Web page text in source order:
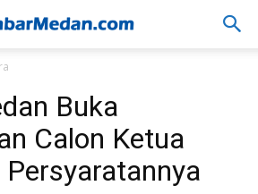
Buka
Calon Ketua